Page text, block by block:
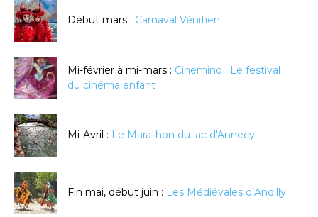
Début mars : Carnaval Vénitien
Mi-février à mi-mars : Cinémino : Le festival
du cinéma enfant
Mi-Avril : Le Marathon du lac d'Annecy
Fin mai, début juin : Les Médiévales d’Andilly